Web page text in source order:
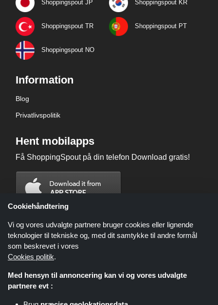
Shoppingspout JP Shoppingspout KR
Shoppingspout TR Shoppingspout PT
Shoppingspout NO
Information
Blog
Privatlivspolitik
Hent mobilapps
Få ShoppingSpout på din telefon Download gratis!
Cookiehåndtering
Vi og vores udvalgte partnere bruger cookies eller lignende
teknologier til tekniske og, med dit samtykke til andre formål
som beskrevet i vores
Cookies politik.
Med hensyn til annoncering kan vi og vores udvalgte
partnere evt :